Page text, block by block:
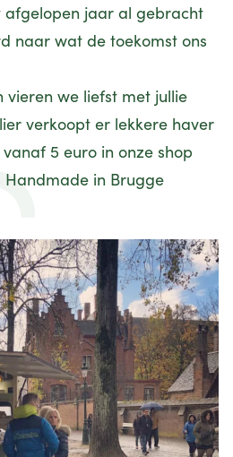
jaar al gebracht
naar wat de toekomst ons
vieren we liefst met jullie
verkoopt er lekkere haver
5 euro in onze shop
in Brugge